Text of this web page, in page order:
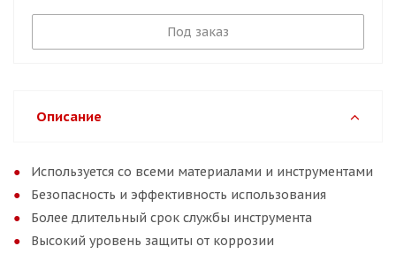
Под заказ
Описание
Используется со всеми материалами и инструментами
Безопасность и эффективность использования
Более длительный срок службы инструмента
Высокий уровень защиты от коррозии